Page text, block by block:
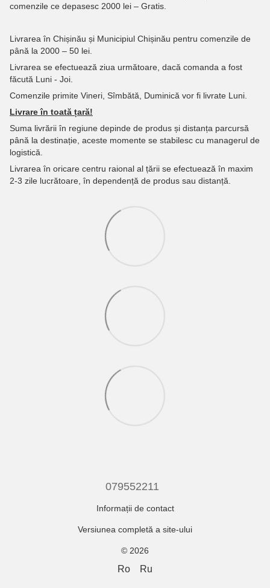
comenzile ce depasesc 2000 lei – Gratis.
Livrarea în Chișinău și Municipiul Chișinău pentru comenzile de
până la 2000 – 50 lei.
Livrarea se efectuează ziua următoare, dacă comanda a fost
făcută Luni - Joi.
Comenzile primite Vineri, Sîmbătă, Duminică vor fi livrate Luni.
Livrare în toată țară!
Suma livrării în regiune depinde de produs și distanța parcursă
până la destinație, aceste momente se stabilesc cu managerul de
logistică.
Livrarea în oricare centru raional al țării se efectuează în maxim
2-3 zile lucrătoare, în dependență de produs sau distanță.
079552211
Informații de contact
Versiunea completă a site-ului
© 2026
Ro Ru